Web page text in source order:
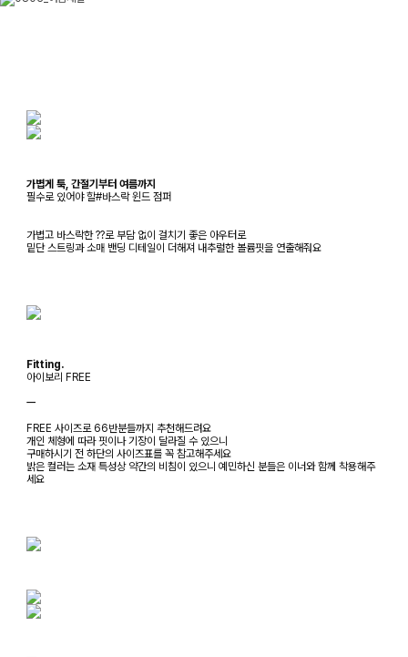
가볍게 툭, 간절기부터 여름까지
필수로 있어야 할#바스락 윈드 점퍼
가볍고 바스락한 ??로 부담 없이 걸치기 좋은 아우터로
밑단 스트링과 소매 밴딩 디테일이 더해져 내추럴한 볼륨핏을 연출해줘요
Fitting.
아이보리 FREE
ㅡ
FREE 사이즈로 66반분들까지 추천해드려요
개인 체형에 따라 핏이나 기장이 달라질 수 있으니
구매하시기 전 하단의 사이즈표를 꼭 참고해주세요
밝은 컬러는 소재 특성상 약간의 비침이 있으니 예민하신 분들은 이너와 함께 착용해주
세요